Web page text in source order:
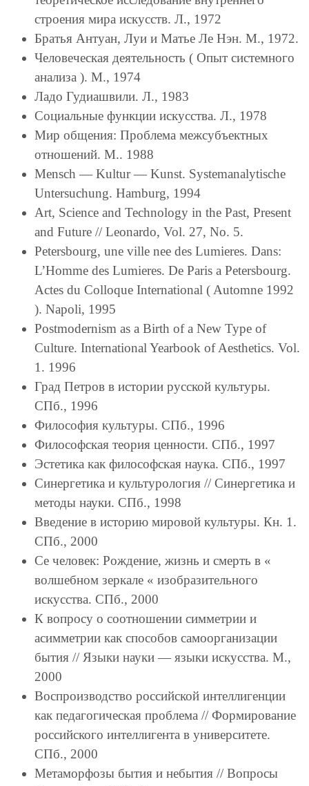
строения мира искусств. Л., 1972
Братья Антуан, Луи и Матье Ле Нэн. М., 1972.
Человеческая деятельность ( Опыт системного
анализа ). М., 1974
Ладо Гудиашвили. Л., 1983
Социальные функции искусства. Л., 1978
Мир общения: Проблема межсубъектных
отношений. М.. 1988
Mensch — Kultur — Kunst. Systemanalytische
Untersuchung. Hamburg, 1994
Art, Science and Technology in the Past, Present
and Future // Leonardo, Vol. 27, No. 5.
Petersbourg, une ville nee des Lumieres. Dans:
L’Homme des Lumieres. De Paris a Petersbourg.
Actes du Colloque International ( Automne 1992
). Napoli, 1995
Postmodernism as a Birth of a New Type of
Culture. International Yearbook of Aesthetics. Vol.
1. 1996
Град Петров в истории русской культуры.
СПб., 1996
Философия культуры. СПб., 1996
Философская теория ценности. СПб., 1997
Эстетика как философская наука. СПб., 1997
Синергетика и культурология // Синергетика и
методы науки. СПб., 1998
Введение в историю мировой культуры. Кн. 1.
СПб., 2000
Се человек: Рождение, жизнь и смерть в «
волшебном зеркале « изобразительного
искусства. СПб., 2000
К вопросу о соотношении симметрии и
асимметрии как способов самоорганизации
бытия // Языки науки — языки искусства. М.,
2000
Воспроизводство российской интеллигенции
как педагогическая проблема // Формирование
российского интеллигента в университете.
СПб., 2000
Метаморфозы бытия и небытия // Вопросы